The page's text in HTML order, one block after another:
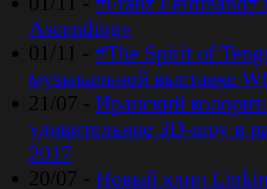
Ascending»
01/11 - #The Spirit of
музыкальной выставке
21/07 - Иранский
удивительное 3D-шоу в
2017
20/07 - Новый клип Linkin